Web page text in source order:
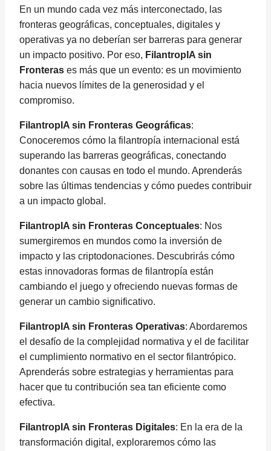
En un mundo cada vez más interconectado, las
fronteras geográficas, conceptuales, digitales y
operativas ya no deberían ser barreras para generar
un impacto positivo. Por eso, FilantropIA sin
Fronteras es más que un evento: es un movimiento
hacia nuevos límites de la generosidad y el
compromiso.
FilantropIA sin Fronteras Geográficas:
Conoceremos cómo la filantropía internacional está
superando las barreras geográficas, conectando
donantes con causas en todo el mundo. Aprenderás
sobre las últimas tendencias y cómo puedes contribuir
a un impacto global.
FilantropIA sin Fronteras Conceptuales: Nos
sumergiremos en mundos como la inversión de
impacto y las criptodonaciones. Descubrirás cómo
estas innovadoras formas de filantropía están
cambiando el juego y ofreciendo nuevas formas de
generar un cambio significativo.
FilantropIA sin Fronteras Operativas: Abordaremos
el desafío de la complejidad normativa y el de facilitar
el cumplimiento normativo en el sector filantrópico.
Aprenderás sobre estrategias y herramientas para
hacer que tu contribución sea tan eficiente como
efectiva.
FilantropIA sin Fronteras Digitales: En la era de la
transformación digital, exploraremos cómo las